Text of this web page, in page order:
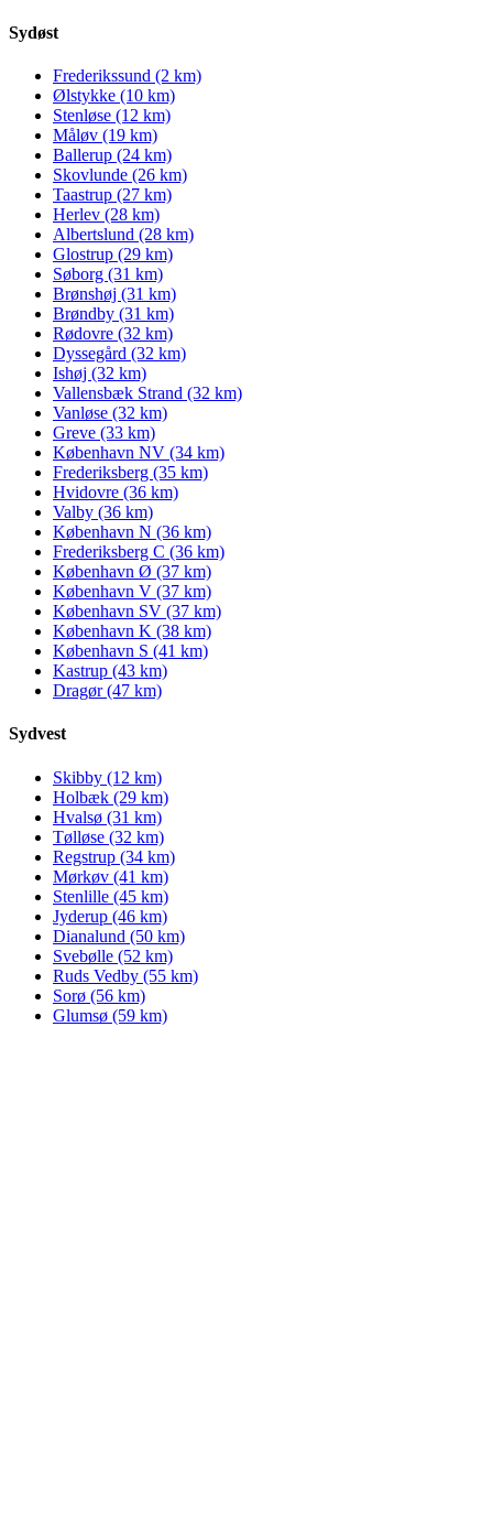
Sydøst
Frederikssund (2 km)
Ølstykke (10 km)
Stenløse (12 km)
Måløv (19 km)
Ballerup (24 km)
Skovlunde (26 km)
Taastrup (27 km)
Herlev (28 km)
Albertslund (28 km)
Glostrup (29 km)
Søborg (31 km)
Brønshøj (31 km)
Brøndby (31 km)
Rødovre (32 km)
Dyssegård (32 km)
Ishøj (32 km)
Vallensbæk Strand (32 km)
Vanløse (32 km)
Greve (33 km)
København NV (34 km)
Frederiksberg (35 km)
Hvidovre (36 km)
Valby (36 km)
København N (36 km)
Frederiksberg C (36 km)
København Ø (37 km)
København V (37 km)
København SV (37 km)
København K (38 km)
København S (41 km)
Kastrup (43 km)
Dragør (47 km)
Sydvest
Skibby (12 km)
Holbæk (29 km)
Hvalsø (31 km)
Tølløse (32 km)
Regstrup (34 km)
Mørkøv (41 km)
Stenlille (45 km)
Jyderup (46 km)
Dianalund (50 km)
Svebølle (52 km)
Ruds Vedby (55 km)
Sorø (56 km)
Glumsø (59 km)